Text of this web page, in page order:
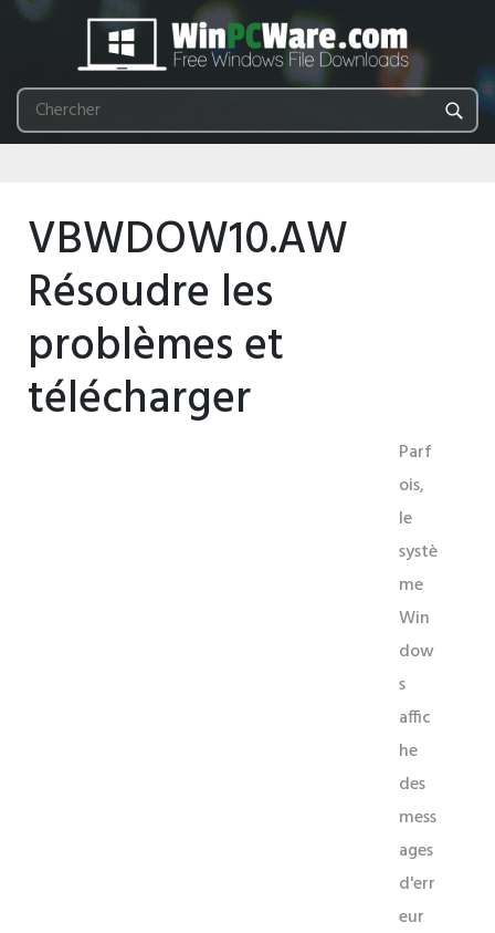
VBWDOW10.AW
Résoudre les
problèmes et
télécharger
Parf
ois,
le
systè
me
Win
dow
s
affic
he
des
mess
ages
d'err
eur